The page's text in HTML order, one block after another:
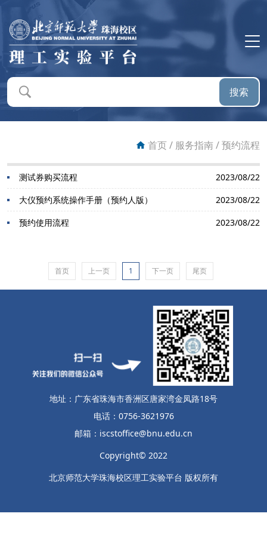
搜索
首页
平台概况
平台新闻
仪器设备
预约系统
规章制度
人才招聘
首页/ 服务指南/预约流程
测试券购买流程
2023/08/22
大仪预约系统操作手册（预约人版）
2023/08/22
预约使用流程
2023/08/22
首页 上一页 1 下一页 尾页
地址：广东省珠海市香洲区唐家湾金凤路18号
电话：0756-3621976
邮箱：iscstoffice@bnu.edu.cn
Copyright© 2022
北京师范大学珠海校区理工实验平台 版权所有